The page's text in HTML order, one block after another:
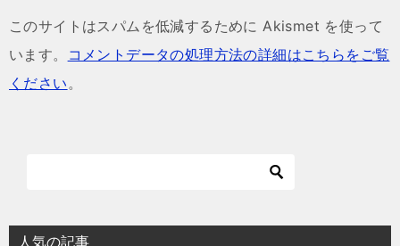
このサイトはスパムを低減するために Akismet を使って
います。
コメントデータの処理方法の詳細はこちらをご覧
ください 。
人気の記事